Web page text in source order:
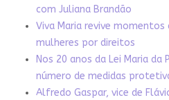
com Juliana Brandão
Viva Maria revive
mulheres por direitos
Nos 20 anos da Lei Maria
número de medidas
Alfredo Gaspar, vice de